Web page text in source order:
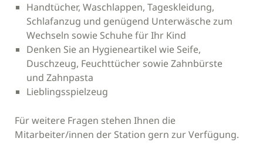
Handtücher, Waschlappen, Tageskleidung,
Schlafanzug und genügend Unterwäsche zum
Wechseln sowie Schuhe für Ihr Kind
Denken Sie an Hygieneartikel wie Seife,
Duschzeug, Feuchttücher sowie Zahnbürste
und Zahnpasta
Lieblingsspielzeug
Für weitere Fragen stehen Ihnen die
Mitarbeiter/innen der Station gern zur Verfügung.